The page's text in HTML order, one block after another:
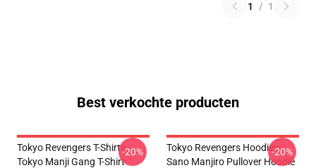
1 / 1
Best verkochte producten
Tokyo Revengers T-Shirts -
Tokyo Manji Gang T-Shirt
-20%
Tokyo Revengers Hoodies -
Sano Manjiro Pullover Hoodie
-20%